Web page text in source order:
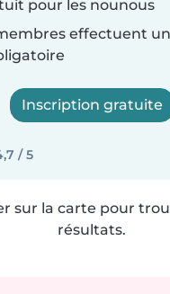
pour les nounous
effectuent
Inscription gratuite
/ 5
sur la carte pour
résultats.